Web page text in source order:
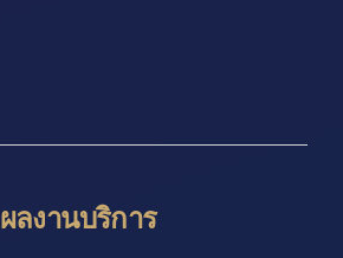
ผลงานบริการ